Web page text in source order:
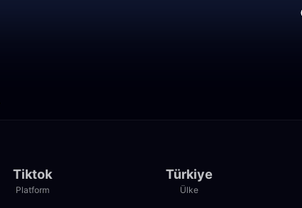
Tiktok
Platform
Türkiye
Ülke